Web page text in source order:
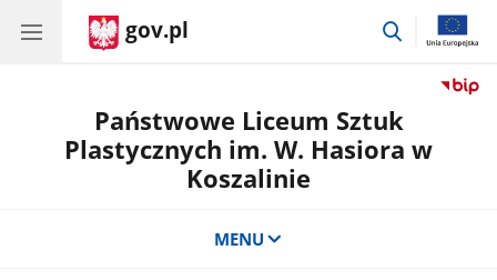
gov.pl
przejdź
Państwowe Liceum Sztuk
Plastycznych im. W. Hasiora w
Koszalinie
MENU